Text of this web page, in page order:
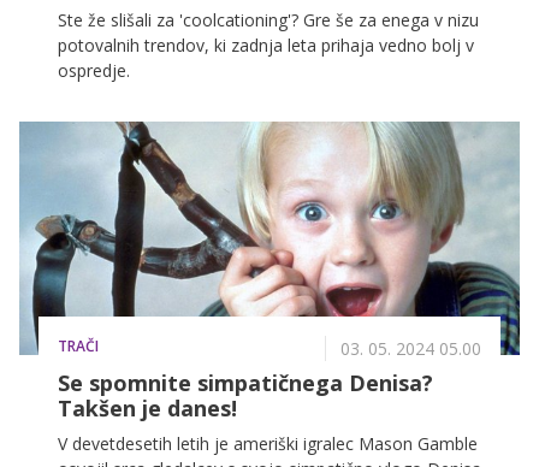
Ste že slišali za 'coolcationing'? Gre še za enega v nizu
potovalnih trendov, ki zadnja leta prihaja vedno bolj v
ospredje.
TRAČI 03. 05. 2024 05.00
Se spomnite simpatičnega Denisa?
Takšen je danes!
V devetdesetih letih je ameriški igralec Mason Gamble